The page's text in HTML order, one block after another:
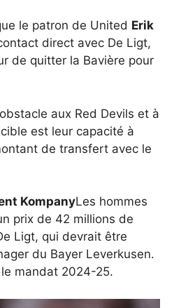
le patron de United Erik
direct avec De Ligt,
de quitter la Bavière pour
aux Red Devils et à
est leur capacité à
de transfert avec le
KompanyLes hommes
prix de 42 millions de
Ligt, qui devrait être
du Bayer Leverkusen.
mandat 2024-25.